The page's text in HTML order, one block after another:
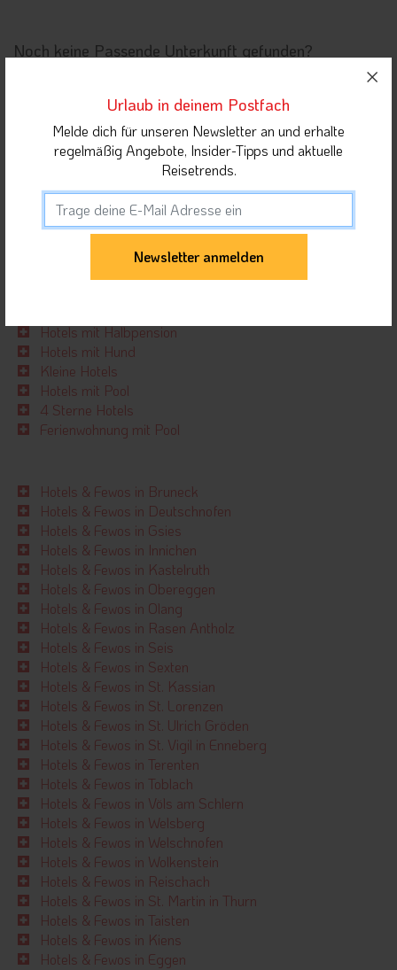
Noch keine Passende Unterkunft gefunden?
Urlaubsthema oder stöbern Sie direkt nach Ihrem Wunschort
Dolomiten"
Wellnesshotels
Bikehotels
Wanderhotels
Sporthotels
Hotels mit Halbpension
Hotels mit Hund
Kleine Hotels
Hotels mit Pool
4 Sterne Hotels
Ferienwohnung mit Pool
Hotels & Fewos in Bruneck
Hotels & Fewos in Deutschnofen
Hotels & Fewos in Gsies
Hotels & Fewos in Innichen
Hotels & Fewos in Kastelruth
Hotels & Fewos in Obereggen
Hotels & Fewos in Olang
Hotels & Fewos in Rasen Antholz
Hotels & Fewos in Seis
Hotels & Fewos in Sexten
Hotels & Fewos in St. Kassian
Hotels & Fewos in St. Lorenzen
Hotels & Fewos in St. Ulrich Gröden
Hotels & Fewos in St. Vigil in Enneberg
Hotels & Fewos in Terenten
Hotels & Fewos in Toblach
Hotels & Fewos in Völs am Schlern
Hotels & Fewos in Welsberg
Hotels & Fewos in Welschnofen
Hotels & Fewos in Wolkenstein
Hotels & Fewos in Reischach
Hotels & Fewos in St. Martin in Thurn
Hotels & Fewos in Taisten
Hotels & Fewos in Kiens
Hotels & Fewos in Eggen
Urlaub in deinem Postfach
Melde dich für unseren Newsletter an und erhalte
regelmäßig Angebote, Insider-Tipps und aktuelle
Reisetrends.